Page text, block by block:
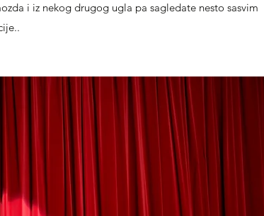
i iz nekog drugog ugla pa sagledate nesto sasvim